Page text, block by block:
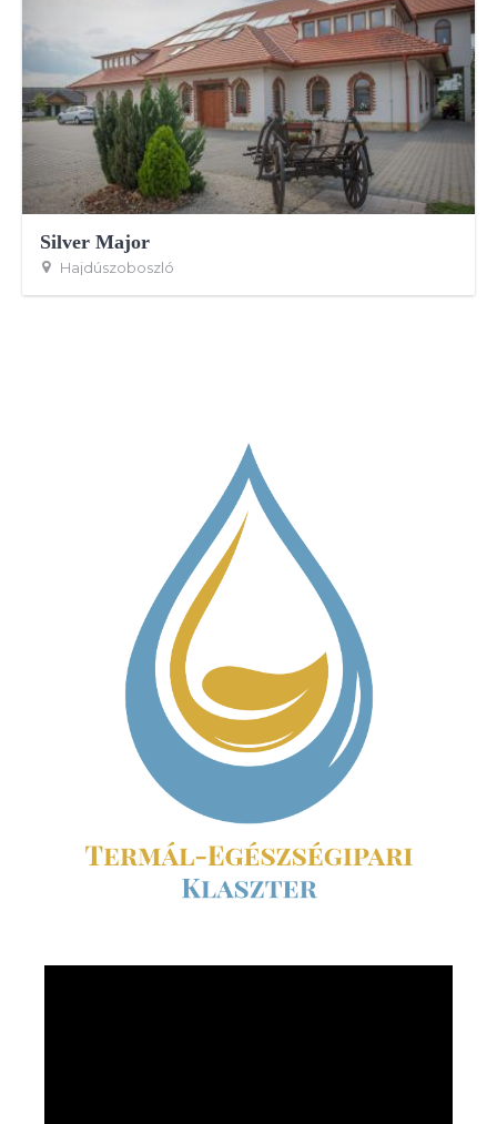
Silver Major
Hajdúszoboszló